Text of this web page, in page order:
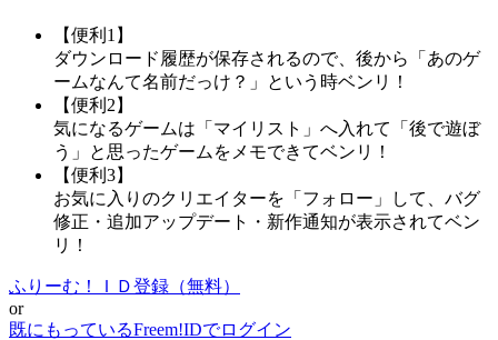
【便利1】
ダウンロード履歴が保存されるので、後から「あのゲ
ームなんて名前だっけ？」という時ベンリ！
【便利2】
気になるゲームは「マイリスト」へ入れて「後で遊ぼ
う」と思ったゲームをメモできてベンリ！
【便利3】
お気に入りのクリエイターを「フォロー」して、バグ
修正・追加アップデート・新作通知が表示されてベン
リ！
ふりーむ！ＩＤ登録（無料）
or
既にもっているFreem!IDでログイン